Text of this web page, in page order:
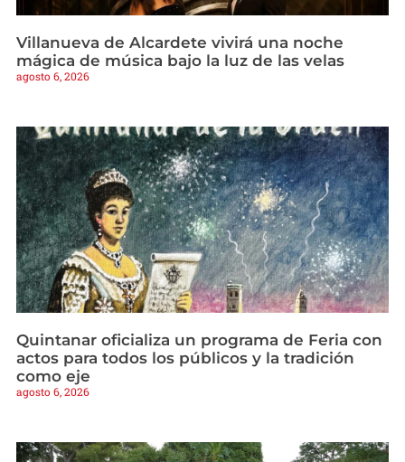
Villanueva de Alcardete vivirá una noche
mágica de música bajo la luz de las velas
agosto 6, 2026
Quintanar oficializa un programa de Feria con
actos para todos los públicos y la tradición
como eje
agosto 6, 2026